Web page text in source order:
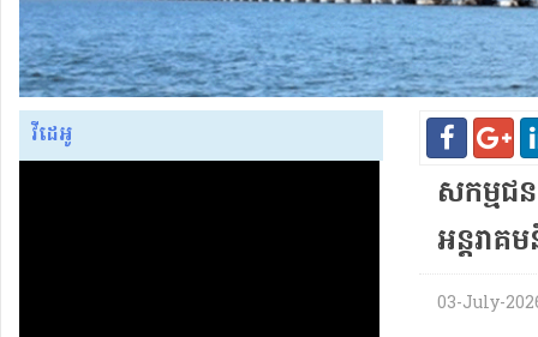
វីដេអូ
សកម្មជ
អន្តរា
03-July-